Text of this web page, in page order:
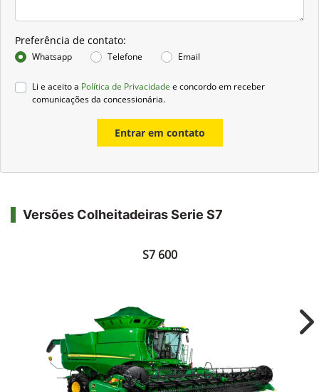
Preferência de contato:
Whatsapp Telefone Email
Li e aceito a Política de Privacidade e concordo em receber
comunicações da concessionária.
Entrar em contato
Versões Colheitadeiras Serie S7
S7 600